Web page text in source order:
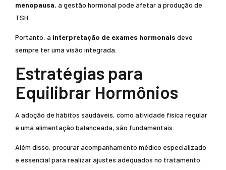
menopausa, a gestão hormonal pode afetar a produção de
TSH.
Portanto, a interpretação de exames hormonais deve
sempre ter uma visão integrada.
Estratégias para
Equilibrar Hormônios
A adoção de hábitos saudáveis, como atividade física regular
e uma alimentação balanceada, são fundamentais.
Além disso, procurar acompanhamento médico especializado
é essencial para realizar ajustes adequados no tratamento.